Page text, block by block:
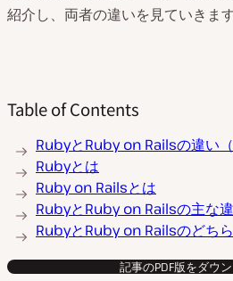
紹介し、両者の違いを見ていきます
Table of Contents
RubyとRuby on Railsの違い（
Rubyとは
Ruby on Railsとは
RubyとRuby on Railsの主な
RubyとRuby on Railsのどち
記事のPDF版をダウ